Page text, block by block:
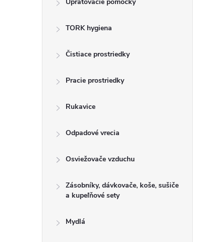
TORK hygiena
Čistiace prostriedky
Pracie prostriedky
Rukavice
Odpadové vrecia
Osviežovače vzduchu
Zásobníky, dávkovače, koše, sušiče
a kupeľňové sety
Mydlá